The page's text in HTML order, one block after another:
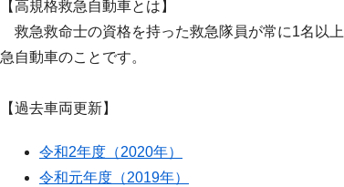
【高規格救急自動車とは】
救急救命士の資格を持った救急隊員が常に1名以
急自動車のことです。
【過去車両更新】
令和2年度（2020年）
令和元年度（2019年）